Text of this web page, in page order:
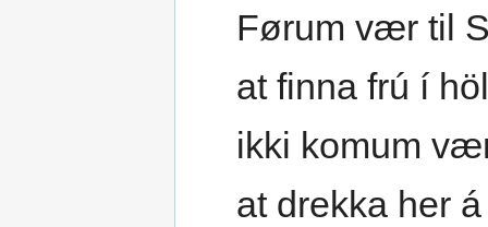
Førum vær til
at finna frú í
ikki komum
at drekka her